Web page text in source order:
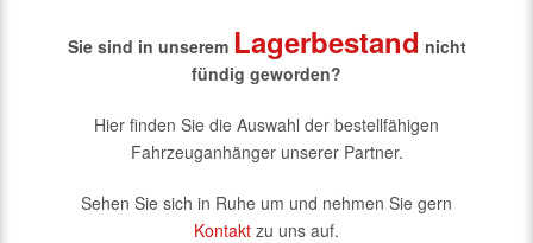
Sie sind in unserem Lagerbestand nicht
fündig geworden?
Hier finden Sie die Auswahl der bestellfähigen
Fahrzeuganhänger unserer Partner.
Sehen Sie sich in Ruhe um und nehmen Sie gern
Kontakt zu uns auf.